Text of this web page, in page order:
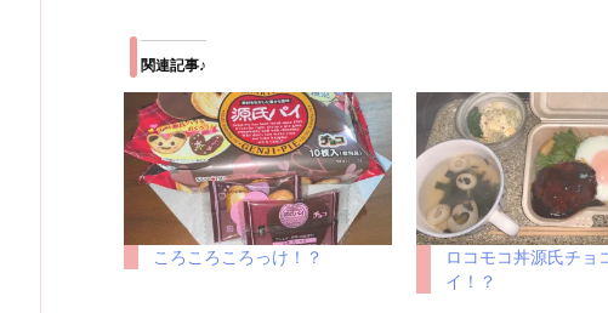
関連記事♪
ころころころっけ！？
ロコモコ丼源氏チョ
イ！？